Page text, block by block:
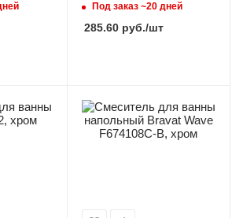
Под заказ ~20 дней
285.60руб./шт